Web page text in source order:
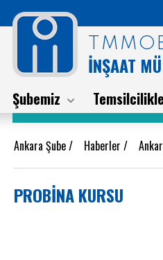
İNŞAAT
Şubemiz
Ankara Şube/ Haberler /
PROBİNA KURSU